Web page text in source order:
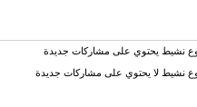
نشيط يحتوي على مشاركات جديدة
نشيط لا يحتوي على مشاركات جديدة